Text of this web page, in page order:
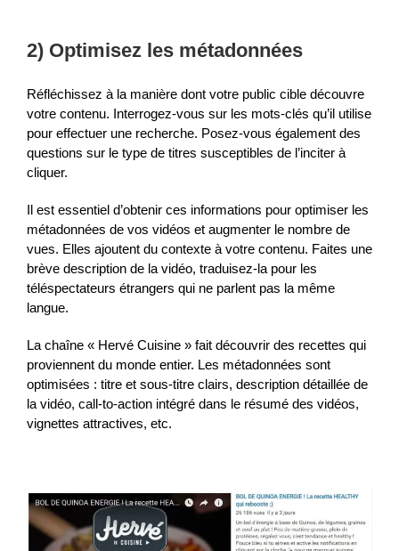
2) Optimisez les métadonnées
Réfléchissez à la manière dont votre public cible découvre
votre contenu. Interrogez-vous sur les mots-clés qu’il utilise
pour effectuer une recherche. Posez-vous également des
questions sur le type de titres susceptibles de l’inciter à
cliquer.
Il est essentiel d’obtenir ces informations pour optimiser les
métadonnées de vos vidéos et augmenter le nombre de
vues. Elles ajoutent du contexte à votre contenu. Faites une
brève description de la vidéo, traduisez-la pour les
téléspectateurs étrangers qui ne parlent pas la même
langue.
La chaîne « Hervé Cuisine » fait découvrir des recettes qui
proviennent du monde entier. Les métadonnées sont
optimisées : titre et sous-titre clairs, description détaillée de
la vidéo, call-to-action intégré dans le résumé des vidéos,
vignettes attractives, etc.